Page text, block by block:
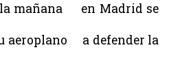
la mañana en Madrid se
aeroplano a defender la